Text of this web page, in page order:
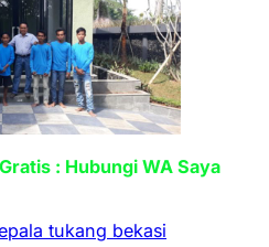
: Hubungi WA Saya
tukang bekasi